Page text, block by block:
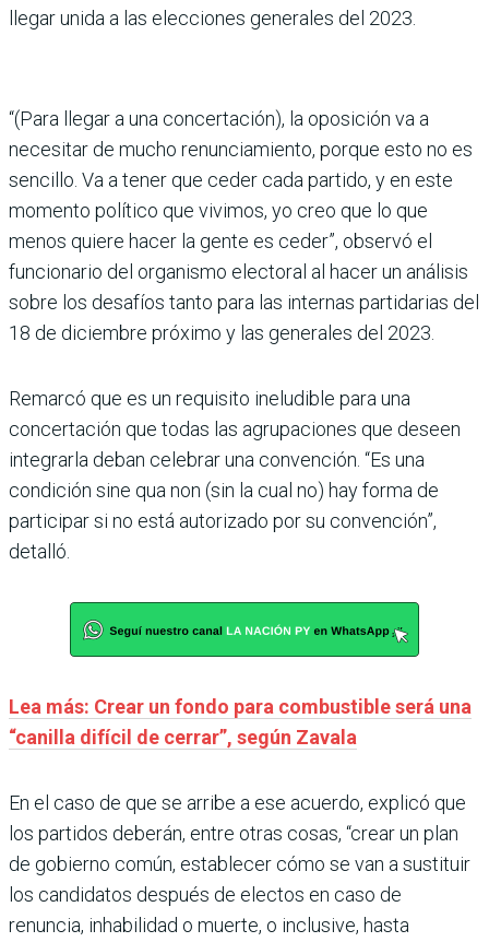
llegar unida a las elecciones generales del 2023.
“(Para llegar a una concertación), la oposición va a
necesitar de mucho renunciamiento, porque esto no es
sencillo. Va a tener que ceder cada partido, y en este
momento político que vivimos, yo creo que lo que
menos quiere hacer la gente es ceder”, observó el
funcionario del organismo electoral al hacer un análisis
sobre los desafíos tanto para las internas partidarias del
18 de diciembre próximo y las generales del 2023.
Remarcó que es un requisito ineludible para una
concertación que todas las agrupaciones que deseen
integrarla deban celebrar una convención. “Es una
condición sine qua non (sin la cual no) hay forma de
participar si no está autorizado por su convención”,
detalló.
Lea más: Crear un fondo para combustible será una
“canilla difícil de cerrar”, según Zavala
En el caso de que se arribe a ese acuerdo, explicó que
los partidos deberán, entre otras cosas, “crear un plan
de gobierno común, establecer cómo se van a sustituir
los candidatos después de electos en caso de
renuncia, inhabilidad o muerte, o inclusive, hasta